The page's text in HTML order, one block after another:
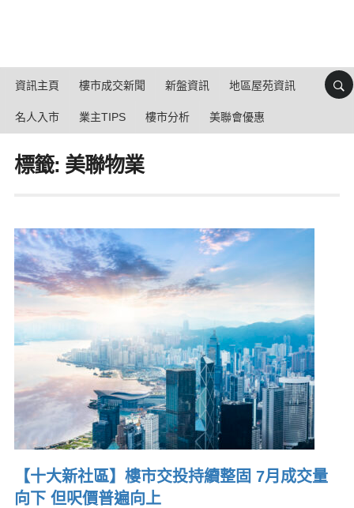
資訊主頁 樓市成交新聞 新盤資訊 地區屋苑資訊
名人入市 業主TIPS 樓市分析 美聯會優惠
標籤: 美聯物業
【十大新社區】樓市交投持續整固 7月成交量
向下 但呎價普遍向上